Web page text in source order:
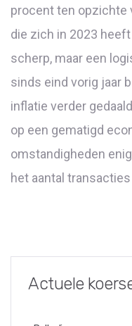
procent ten opzichte
die zich in 2023
scherp, maar een
sinds eind vorig jaar
inflatie verder
op een gematigd
omstandigheden
het aantal
Actuele